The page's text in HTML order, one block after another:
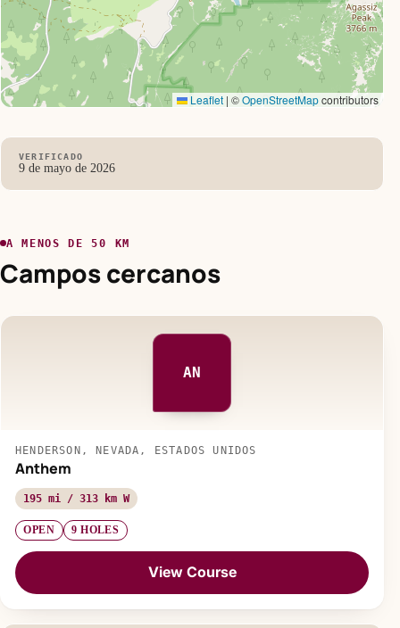
Leaflet | ©OpenStreetMapcontributors
VERIFICADO
9 de mayo de 2026
A MENOS DE 50 KM
Campos cercanos
AN
HENDERSON, NEVADA, ESTADOS UNIDOS
Anthem
195 mi / 313 km W
OPEN 9 HOLES
View Course